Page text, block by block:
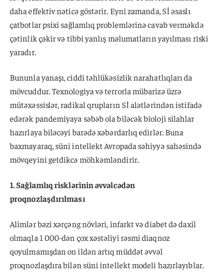
daha effektiv nəticə göstərir. Eyni zamanda, Sİ əsaslı
çatbotlar psixi sağlamlıq problemlərinə cavab verməkdə
çətinlik çəkir və tibbi yanlış məlumatların yayılması riski
yaradır.
Bununla yanaşı, ciddi təhlükəsizlik narahatlıqları da
mövcuddur. Texnologiya və terrorla mübarizə üzrə
mütəxəssislər, radikal qrupların Sİ alətlərindən istifadə
edərək pandemiyaya səbəb ola biləcək bioloji silahlar
hazırlaya biləcəyi barədə xəbərdarlıq edirlər. Buna
baxmayaraq, süni intellekt Avropada səhiyyə sahəsində
mövqeyini getdikcə möhkəmləndirir.
1. Sağlamlıq risklərinin əvvəlcədən
proqnozlaşdırılması
Alimlər bəzi xərçəng növləri, infarkt və diabet də daxil
olmaqla 1 000-dən çox xəstəliyi rəsmi diaqnoz
qoyulmamışdan on ildən artıq müddət əvvəl
proqnozlaşdıra bilən süni intellekt modeli hazırlayıblar.